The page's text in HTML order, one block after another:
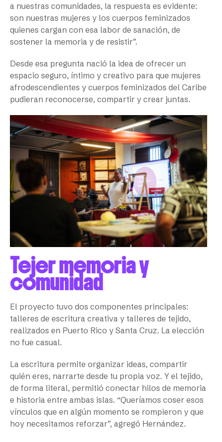
a nuestras comunidades, la respuesta es evidente:
son nuestras mujeres y los cuerpos feminizados
quienes cargan con esa labor de sanación, de
sostener la memoria y de resistir”.
Desde esa pregunta nació la idea de ofrecer un
espacio seguro, íntimo y creativo para que mujeres
afrodescendientes y cuerpos feminizados del Caribe
pudieran reconocerse, compartir y crear juntas.
Tejer memoria y
comunidad
El proyecto tuvo dos componentes principales:
talleres de escritura creativa y talleres de tejido,
realizados en Puerto Rico y Santa Cruz. La elección
no fue casual.
La escritura permite organizar ideas, compartir
quién eres, narrarte desde tu propia voz. Y el tejido,
de forma literal, permitió conectar hilos de memoria
e historia entre ambas islas. “Queríamos coser esos
vínculos que en algún momento se rompieron y que
hoy necesitamos reforzar”, agregó Hernández.